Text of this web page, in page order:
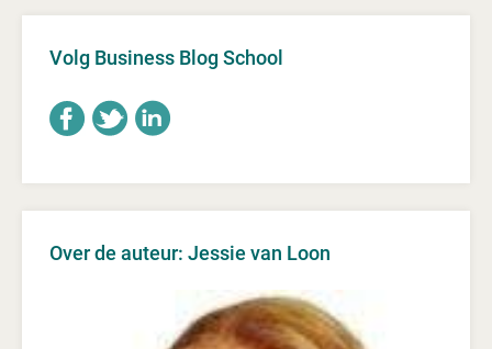
Volg Business Blog School
Over de auteur: Jessie van Loon